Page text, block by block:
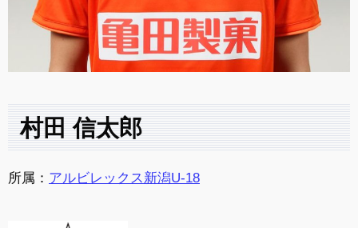
村田 信太郎
所属： アルビレックス新潟U-18